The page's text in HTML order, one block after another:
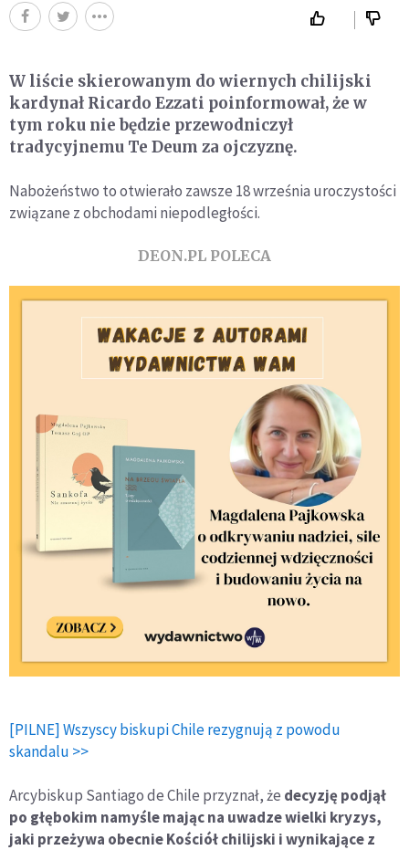
W liście skierowanym do wiernych chilijski
kardynał Ricardo Ezzati poinformował, że w
tym roku nie będzie przewodniczył
tradycyjnemu Te Deum za ojczyznę.
Nabożeństwo to otwierało zawsze 18 września uroczystości
związane z obchodami niepodległości.
DEON.PL POLECA
[PILNE] Wszyscy biskupi Chile rezygnują z powodu
skandalu >>
Arcybiskup Santiago de Chile przyznał, że decyzję podjął
po głębokim namyśle mając na uwadze wielki kryzys,
jaki przeżywa obecnie Kościół chilijski i wynikające z